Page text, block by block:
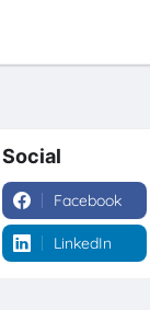
Social
Facebook
LinkedIn